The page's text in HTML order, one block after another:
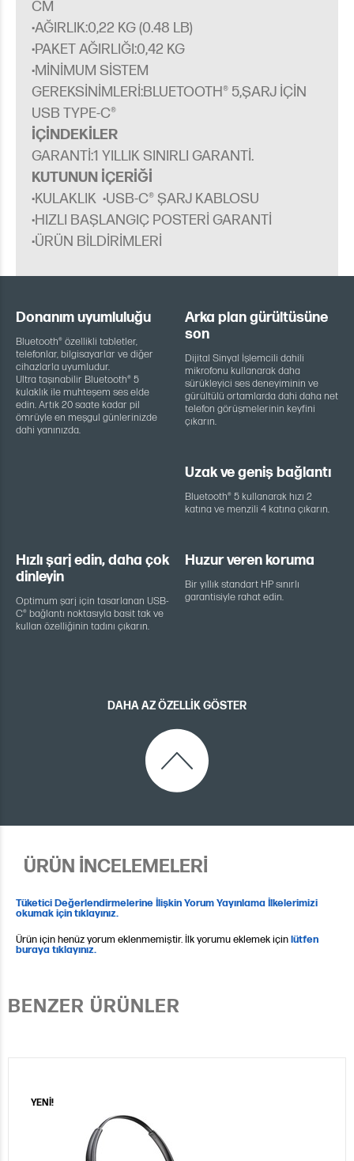
CM
·AĞIRLIK:0,22 KG (0.48 LB)
·PAKET AĞIRLIĞI:0,42 KG
·MINIMUM SISTEM
GEREKSINIMLERI:BLUETOOTH® 5,ŞARJ IÇIN
USB TYPE-C®
İÇINDEKILER
GARANTI:1 YILLIK SINIRLI GARANTI.
KUTUNUN IÇERIĞI
·KULAKLIK ·USB-C® ŞARJ KABLOSU
·HIZLI BAŞLANGIÇ POSTERI GARANTI
·ÜRÜN BILDIRIMLERI
Donanım uyumluluğu
Bluetooth® özellikli tabletler,
telefonlar, bilgisayarlar ve diğer
cihazlarla uyumludur.
Ultra taşınabilir Bluetooth® 5
kulaklık ile muhteşem ses elde
edin. Artık 20 saate kadar pil
ömrüyle en meşgul günlerinizde
dahi yanınızda.
Arka plan gürültüsüne
son
Dijital Sinyal İşlemcili dahili
mikrofonu kullanarak daha
sürükleyici ses deneyiminin ve
gürültülü ortamlarda dahi daha net
telefon görüşmelerinin keyfini
çıkarın.
Uzak ve geniş bağlantı
Bluetooth® 5 kullanarak hızı 2
katına ve menzili 4 katına çıkarın.
Hızlı şarj edin, daha çok
dinleyin
Optimum şarj için tasarlanan USB-
C® bağlantı noktasıyla basit tak ve
kullan özelliğinin tadını çıkarın.
Huzur veren koruma
Bir yıllık standart HP sınırlı
garantisiyle rahat edin.
DAHA AZ ÖZELLİK GÖSTER
ÜRÜN İNCELEMELERİ
Tüketici Değerlendirmelerine İlişkin Yorum Yayınlama İlkelerimizi
okumak için tıklayınız.
Ürün için henüz yorum eklenmemiştir. İlk yorumu eklemek içinlütfen
buraya tıklayınız.
BENZER ÜRÜNLER
YENİ!